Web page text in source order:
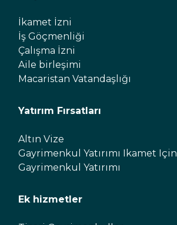
İkamet İzni
İş Göçmenliği
Çalışma İzni
Aile birleşimi
Macaristan Vatandaşlığı
Yatırım Fırsatları
Altın Vize
Gayrimenkul Yatırımı Ikamet Için
Gayrimenkul Yatırımı
Ek hizmetler